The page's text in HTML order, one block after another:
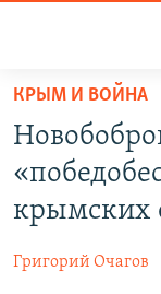
Вернуться
основному
содержанию
главной
навигации
НОВОСТИ
СПЕЦПРОЕКТЫ
11 ЛЕТ
ЕЩЕ
КРЫМ И ВОЙНА
крымских
Григорий Очагов